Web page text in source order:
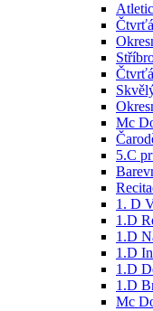
Mc
5.C
1. D
1.D
1.D
1.D
1.D
1.D
Mc